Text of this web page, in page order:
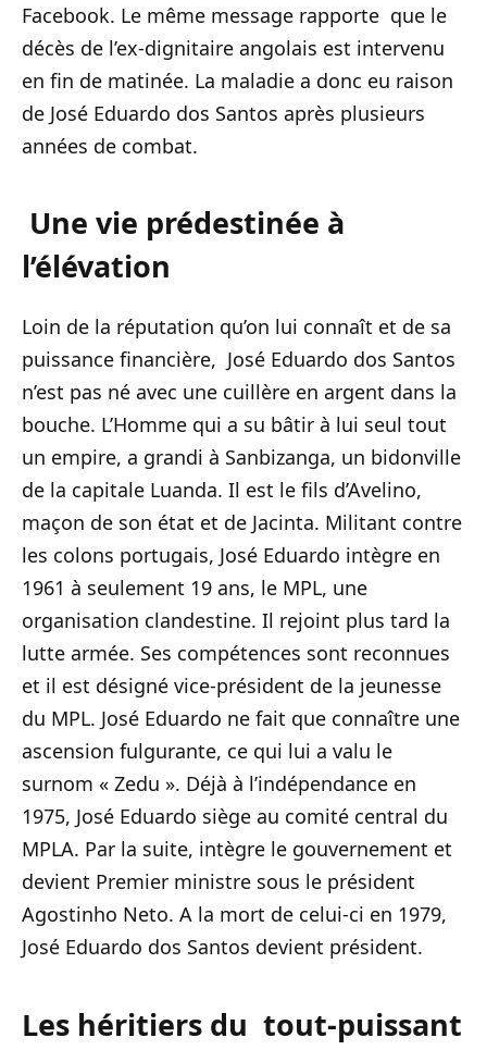
Facebook. Le même message rapporte que le
décès de l’ex-dignitaire angolais est intervenu
en fin de matinée. La maladie a donc eu raison
de José Eduardo dos Santos après plusieurs
années de combat.
Une vie prédestinée à
l’élévation
Loin de la réputation qu’on lui connaît et de sa
puissance financière, José Eduardo dos Santos
n’est pas né avec une cuillère en argent dans la
bouche. L’Homme qui a su bâtir à lui seul tout
un empire, a grandi à Sanbizanga, un bidonville
de la capitale Luanda. Il est le fils d’Avelino,
maçon de son état et de Jacinta. Militant contre
les colons portugais, José Eduardo intègre en
1961 à seulement 19 ans, le MPL, une
organisation clandestine. Il rejoint plus tard la
lutte armée. Ses compétences sont reconnues
et il est désigné vice-président de la jeunesse
du MPL. José Eduardo ne fait que connaître une
ascension fulgurante, ce qui lui a valu le
surnom « Zedu ». Déjà à l’indépendance en
1975, José Eduardo siège au comité central du
MPLA. Par la suite, intègre le gouvernement et
devient Premier ministre sous le président
Agostinho Neto. A la mort de celui-ci en 1979,
José Eduardo dos Santos devient président.
Les héritiers du tout-puissant